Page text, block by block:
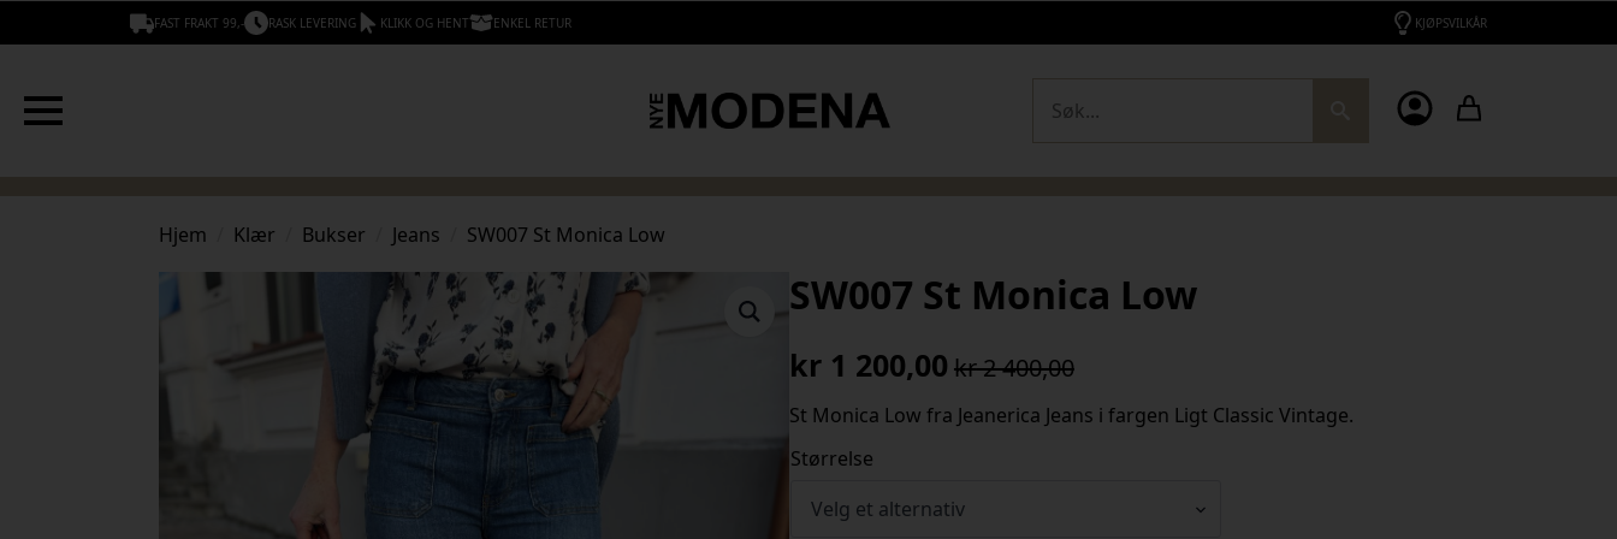
FAST FRAKT 99,- RASK LEVERING KLIKK OG HENT ENKEL RETUR KJØPSVILKÅR
Hjem Klær Bukser Jeans SW007 St Monica Low
SW007 St Monica Low
kr2 400,00
Opprinnelig
pris
var:
400,00.
kr 1 200,00
Nåværende
pris
er:
200,00.
St Monica Low fra Jeanerica Jeans i fargen Ligt Classic Vintage.
Størrelse